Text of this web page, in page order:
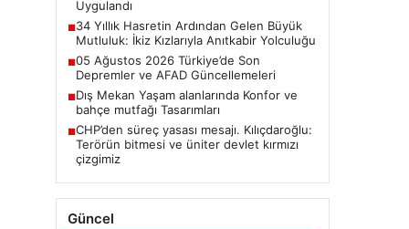
Uygulandı
■34 Yıllık Hasretin Ardından Gelen Büyük
Mutluluk: İkiz Kızlarıyla Anıtkabir Yolculuğu
■05 Ağustos 2026 Türkiye’de Son
Depremler ve AFAD Güncellemeleri
■Dış Mekan Yaşam alanlarında Konfor ve
bahçe mutfağı Tasarımları
■CHP’den süreç yasası mesajı. Kılıçdaroğlu:
Terörün bitmesi ve üniter devlet kırmızı
çizgimiz
Güncel